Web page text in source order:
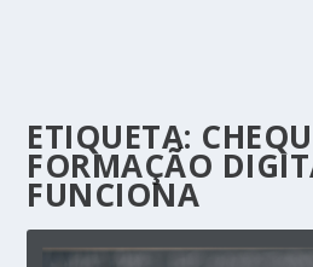
ETIQUETA:
FORMAÇÃO
FUNCIONA